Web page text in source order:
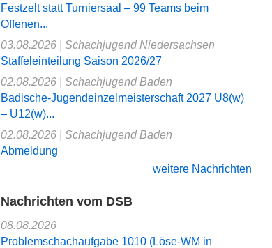
Festzelt statt Turniersaal – 99 Teams beim
Offenen...
03.08.2026 | Schachjugend Niedersachsen
Staffeleinteilung Saison 2026/27
02.08.2026 | Schachjugend Baden
Badische-Jugendeinzelmeisterschaft 2027 U8(w)
– U12(w)...
02.08.2026 | Schachjugend Baden
Abmeldung
weitere Nachrichten
Nachrichten vom DSB
08.08.2026
Problemschachaufgabe 1010 (Löse-WM in